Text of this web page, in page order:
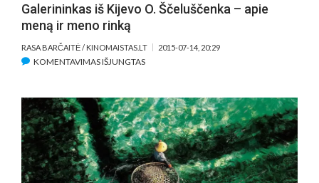
Galerininkas iš Kijevo O. Ščeluščenka – apie
meną ir meno rinką
RASA BARČAITĖ / KINOMAISTAS.LT 2015-07-14, 20:29
KOMENTAVIMAS IŠJUNGTASĮRAŠE
KIJEVO
O.
ŠČELUŠČENKA
–
APIE
MENĄ